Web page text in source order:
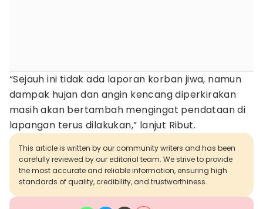
“Sejauh ini tidak ada laporan korban jiwa, namun
dampak hujan dan angin kencang diperkirakan
masih akan bertambah mengingat pendataan di
lapangan terus dilakukan,” lanjut Ribut.
This article is written by our community writers and has been
carefully reviewed by our editorial team. We strive to provide
the most accurate and reliable information, ensuring high
standards of quality, credibility, and trustworthiness.